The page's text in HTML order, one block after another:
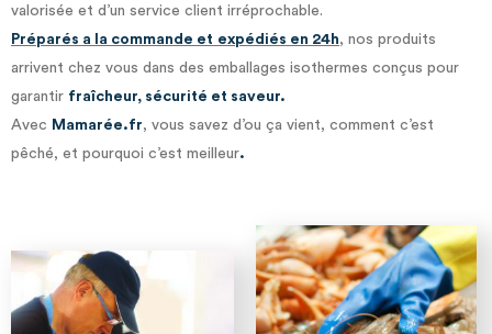
valorisée et d’un service client irréprochable.
Préparés a la commande et expédiés en 24h, nos produits
arrivent chez vous dans des emballages isothermes conçus pour
garantir fraîcheur, sécurité et saveur.
Avec Mamarée.fr, vous savez d’ou ça vient, comment c’est
pêché, et pourquoi c’est meilleur.